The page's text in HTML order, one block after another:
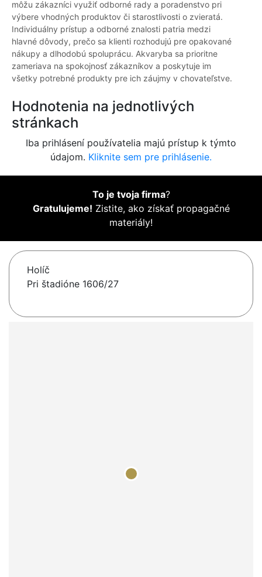
môžu zákazníci využiť odborné rady a poradenstvo pri
výbere vhodných produktov či starostlivosti o zvieratá.
Individuálny prístup a odborné znalosti patria medzi
hlavné dôvody, prečo sa klienti rozhodujú pre opakované
nákupy a dlhodobú spoluprácu. Akvaryba sa prioritne
zameriava na spokojnosť zákazníkov a poskytuje im
všetky potrebné produkty pre ich záujmy v chovateľstve.
Hodnotenia na jednotlivých
stránkach
Iba prihlásení používatelia majú prístup k týmto
údajom. Kliknite sem pre prihlásenie.
To je tvoja firma?
Gratulujeme! Zistite, ako získať propagačné
materiály!
Holíč
Pri štadióne 1606/27